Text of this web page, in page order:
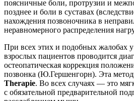
поясничные боли, протрузии и
позднее и боли в суставах
нахождения позвоночника в
неравномерного распределения
При всех этих и подобных жалобах
взрослых пациентов проводится
остеопатическая коррекция
позвонка (Ю.Гершенгорн). Эта
Therapie. Во всех случаях — это
с обязательной предварительной